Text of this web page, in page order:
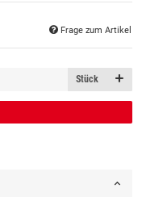
Frage zum Artikel
Stück